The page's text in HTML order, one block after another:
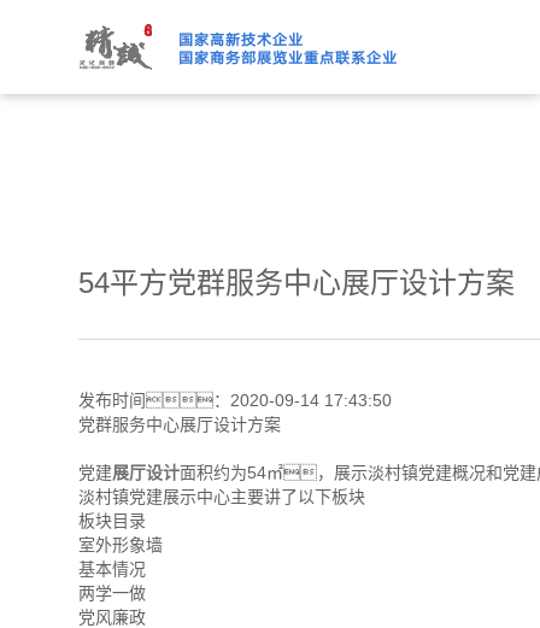
绿巨人下载免费观看,绿巨
54平方党群服务中心展厅设计方案
发布时间：2020-09-14 17:43:50
党群服务中心展厅设计方案
党建展厅设计面积约为54㎡，展示淡村镇党建概况和党
淡村镇党建展示中心主要讲了以下板块
板块目录
室外形象墙
基本情况
两学一做
党风廉政